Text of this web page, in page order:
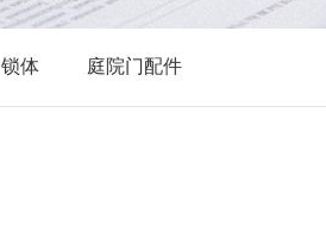
锁体 庭院门配件